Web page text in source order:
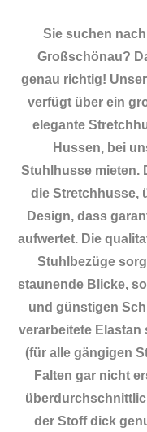
Sie suchen
Großschönau?
genau richtig! Unser
verfügt über ein
elegante
Hussen, bei
Stuhlhusse mieten.
die Stretchhusse,
Design, dass
aufwertet. Die
Stuhlbezüge
staunende Blicke,
und günstigen
verarbeitete Elastan
(für alle gängigen
Falten gar nicht
der Stoff dick